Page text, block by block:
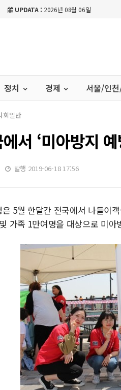
UPDATA : 2026년 08월 06일
정치 경제 서울/인
회일반
서 ‘미아방지
발행 2019-06-18 17:56
5월 한달간 전국에서 나들이
가족 1만여명을 대상으로 미